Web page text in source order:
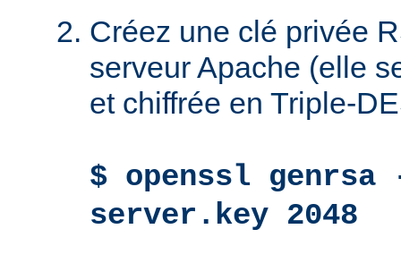
Créez une clé privée
serveur Apache (elle
et chiffrée en Triple-
$ openssl genrsa
server.key 2048